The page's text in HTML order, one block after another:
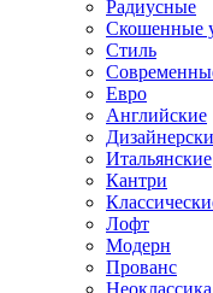
Радиусные
Скошенные
Стиль
Евро
Английские
Итальянские
Кантри
Лофт
Модерн
Прованс
Неоклассика